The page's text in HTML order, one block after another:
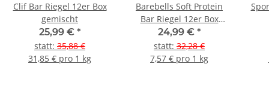
Clif Bar Riegel 12er Box
gemischt
25,99 € *
statt: 35,88 €
31,85 € pro 1 kg
Barebells Soft Protein
Bar Riegel 12er Box
Peanut Cloud
24,99 € *
statt: 32,28 €
7,57 € pro 1 kg